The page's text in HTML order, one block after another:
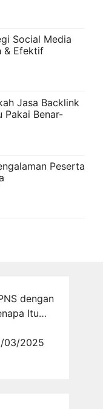
Social Media
& Efektif
Jasa Backlink
Pakai Benar-
Peserta
dengan
Itu
03/2025